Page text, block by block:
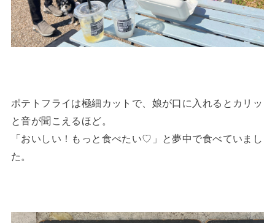
ポテトフライは極細カットで、娘が口に入れるとカリッ
と音が聞こえるほど。
「おいしい！もっと食べたい♡」と夢中で食べていまし
た。